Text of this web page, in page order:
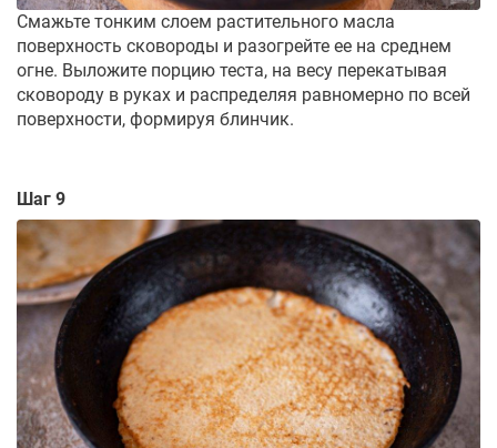
Смажьте тонким слоем растительного масла
поверхность сковороды и разогрейте ее на среднем
огне. Выложите порцию теста, на весу перекатывая
сковороду в руках и распределяя равномерно по всей
поверхности, формируя блинчик.
Шаг 9